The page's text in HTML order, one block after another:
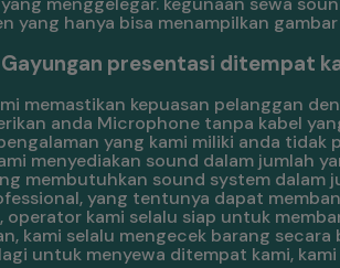
hanya bisa menampilkan gambar
Gayungan presentasi ditempat
memastikan kepuasan pelanggan
anda Microphone tanpa kabel
yang kami miliki anda tidak
menyediakan sound dalam jumlah
membutuhkan sound system dalam
yang tentunya dapat
kami selalu siap untuk
kami selalu mengecek barang secara
untuk menyewa ditempat kami,